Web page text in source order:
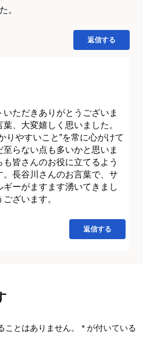
。
返信する
ただきありがとうございま
、大変嬉しく思いました。
りやすいこと”を常に心がけて
らない点も多いかと思いま
皆さんのお役に立てるよう
長谷川さんのお言葉で、サ
ーがますます湧いてきまし
ざいます。
返信する
ことはありません。 * が付いている